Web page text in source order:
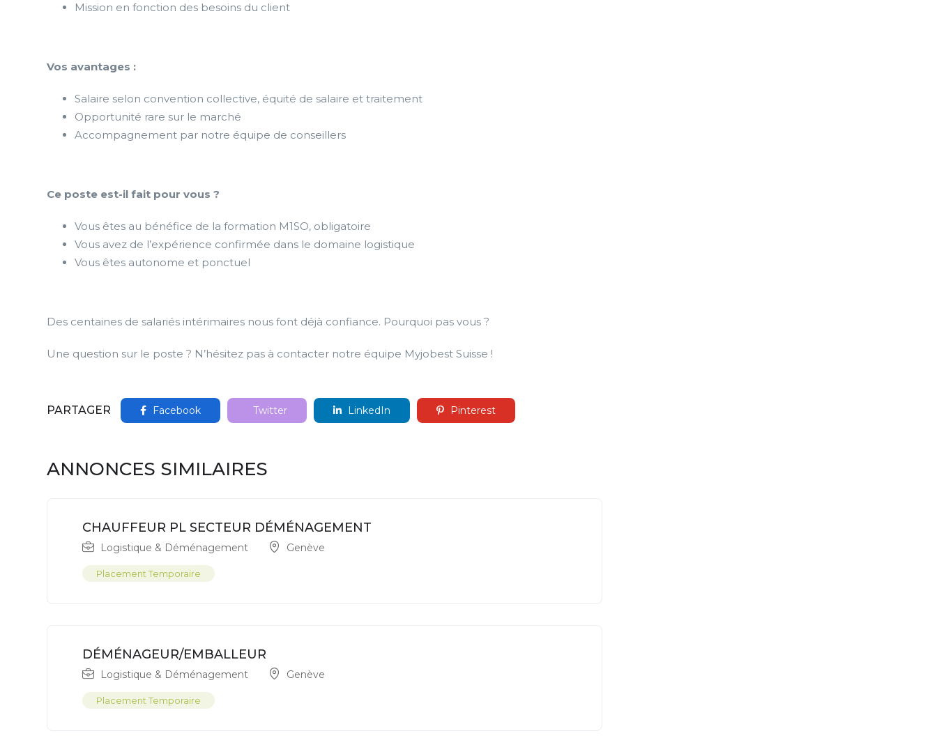
Mission en fonction des besoins du client
Vos avantages :
Salaire selon convention collective, équité de salaire et traitement
Opportunité rare sur le marché
Accompagnement par notre équipe de conseillers
Ce poste est-il fait pour vous ?
Vous êtes au bénéfice de la formation M1SO, obligatoire
Vous avez de l’expérience confirmée dans le domaine logistique
Vous êtes autonome et ponctuel
Des centaines de salariés intérimaires nous font déjà confiance. Pourquoi pas vous ?
Une question sur le poste ? N’hésitez pas à contacter notre équipe Myjobest Suisse !
PARTAGER Facebook Twitter LinkedIn Pinterest
ANNONCES SIMILAIRES
CHAUFFEUR PL SECTEUR DÉMÉNAGEMENT
Logistique & Déménagement Genève
Placement Temporaire
DÉMÉNAGEUR/EMBALLEUR
Logistique & Déménagement Genève
Placement Temporaire